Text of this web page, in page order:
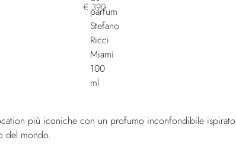
€ 390
più iconiche con un profumo inconfondibile ispirato
del mondo.